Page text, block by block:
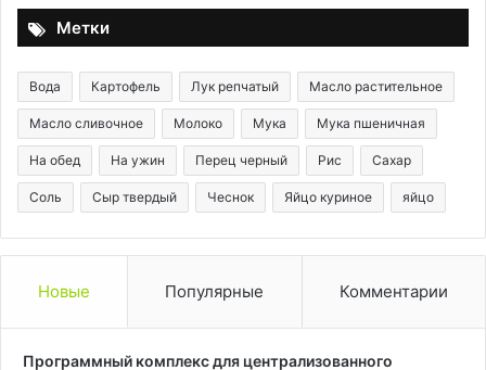
Метки
Вода Картофель Лук репчатый Масло растительное
Масло сливочное Молоко Мука Мука пшеничная
На обед На ужин Перец черный Рис Сахар
Соль Сыр твердый Чеснок Яйцо куриное яйцо
Новые Популярные Комментарии
Программный комплекс для централизованного